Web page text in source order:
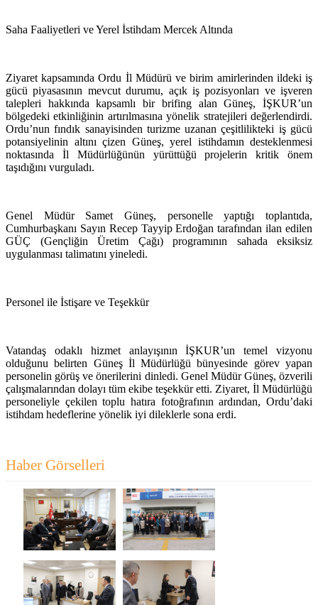
Saha Faaliyetleri ve Yerel İstihdam Mercek Altında
Ziyaret kapsamında Ordu İl Müdürü ve birim amirlerinden ildeki iş
gücü piyasasının mevcut durumu, açık iş pozisyonları ve işveren
talepleri hakkında kapsamlı bir brifing alan Güneş, İŞKUR’un
bölgedeki etkinliğinin artırılmasına yönelik stratejileri değerlendirdi.
Ordu’nun fındık sanayisinden turizme uzanan çeşitlilikteki iş gücü
potansiyelinin altını çizen Güneş, yerel istihdamın desteklenmesi
noktasında İl Müdürlüğünün yürüttüğü projelerin kritik önem
taşıdığını vurguladı.
Genel Müdür Samet Güneş, personelle yaptığı toplantıda,
Cumhurbaşkanı Sayın Recep Tayyip Erdoğan tarafından ilan edilen
GÜÇ (Gençliğin Üretim Çağı) programının sahada eksiksiz
uygulanması talimatını yineledi.
Personel ile İstişare ve Teşekkür
Vatandaş odaklı hizmet anlayışının İŞKUR’un temel vizyonu
olduğunu belirten Güneş İl Müdürlüğü bünyesinde görev yapan
personelin görüş ve önerilerini dinledi. Genel Müdür Güneş, özverili
çalışmalarından dolayı tüm ekibe teşekkür etti. Ziyaret, İl Müdürlüğü
personeliyle çekilen toplu hatıra fotoğrafının ardından, Ordu’daki
istihdam hedeflerine yönelik iyi dileklerle sona erdi.
Haber Görselleri